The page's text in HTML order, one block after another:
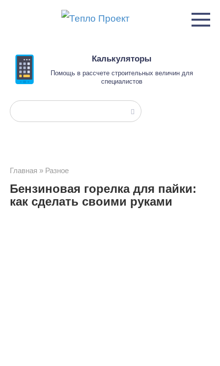
Калькуляторы
Помощь в рассчете строительных величин для
специалистов
Поиск:
Главная » Разное
Бензиновая горелка для пайки:
как сделать своими руками